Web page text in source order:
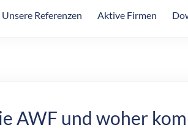
Unsere Referenzen Aktive Firmen
AWF und woher